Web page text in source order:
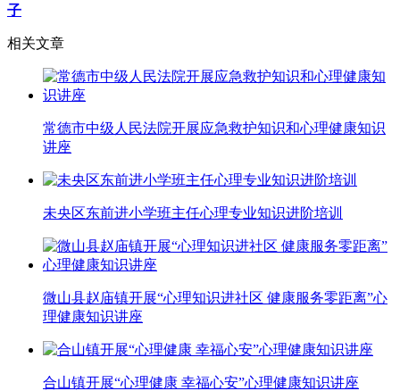
子
相关文章
常德市中级人民法院开展应急救护知识和心理健康知识
讲座
未央区东前进小学班主任心理专业知识进阶培训
微山县赵庙镇开展“心理知识进社区 健康服务零距离”心
理健康知识讲座
合山镇开展“心理健康 幸福心安”心理健康知识讲座